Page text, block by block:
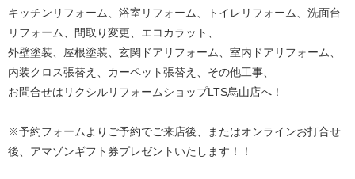
キッチンリフォーム、浴室リフォーム、トイレリフォーム、洗面台
リフォーム、間取り変更、エコカラット、
外壁塗装、屋根塗装、玄関ドアリフォーム、室内ドアリフォーム、
内装クロス張替え、カーペット張替え、その他工事、
お問合せはリクシルリフォームショップLTS烏山店へ！
※予約フォームよりご予約でご来店後、またはオンラインお打合せ
後、アマゾンギフト券プレゼントいたします！！